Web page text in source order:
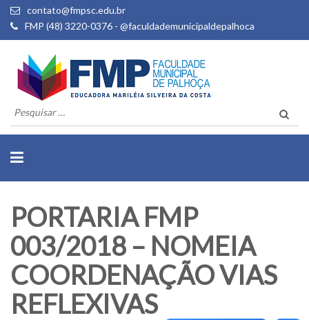
contato@fmpsc.edu.br
FMP (48) 3220-0376 - @faculdademunicipaldepalhoca
Pesquisar
por:
PORTARIA FMP
003/2018 – NOMEIA
COORDENAÇÃO VIAS
REFLEXIVAS